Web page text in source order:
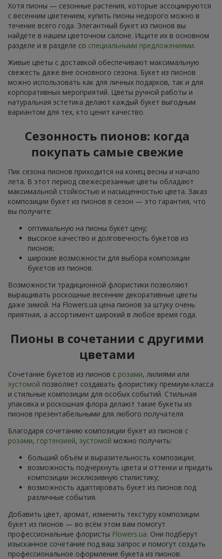
Хотя пионы — сезонные растения, которые ассоциируются
с весенним цветением, купить пионы недорого можно в
течение всего года. Элегантный букет из пионов вы
найдёте в нашем цветочном салоне. Ищите их в основном
разделе и в разделе со специальными предложениями.
Живые цветы с доставкой обеспечивают максимальную
свежесть даже вне основного сезона. Букет из пионов
можно использовать как для личных подарков, так и для
корпоративных мероприятий. Цветы ручной работы и
натуральная эстетика делают каждый букет выгодным
вариантом для тех, кто ценит качество.
Сезонность пионов: когда
покупать самые свежие
Пик сезона пионов приходится на конец весны и начало
лета. В этот период свежесрезанные цветы обладают
максимальной стойкостью и насыщенностью цвета. Заказ
композиции букет из пионов в сезон — это гарантия, что
вы получите:
оптимальную на пионы букет цену;
высокое качество и долговечность букетов из
пионов;
широкие возможности для выбора композиции
букетов из пионов.
Возможности традиционной флористики позволяют
выращивать роскошные весенние декоративные цветы
даже зимой. На Flowers.ua цена пионов за штуку очень
приятная, а ассортимент широкий в любое время года.
Пионы в сочетании с другими
цветами
Сочетание букетов из пионов с розами, лилиями или
эустомой позволяет создавать флористику премиум-класса
и стильные композиции для особых событий. Стильная
упаковка и роскошная флора делают такие букеты из
пионов презентабельными для любого получателя.
Благодаря сочетанию композиции букет из пионов с
розами, гортензией, эустомой можно получить:
больший объём и выразительность композиции;
возможность подчеркнуть цвета и оттенки и придать
композиции эксклюзивную стилистику;
возможность адаптировать букет из пионов под
различные события.
Добавить цвет, аромат, изменить текстуру композиции
букет из пионов — во всём этом вам помогут
профессиональные флористы Flowers.ua. Они подберут
изысканное сочетание под ваш запрос и помогут создать
профессиональное оформление букета из пионов.